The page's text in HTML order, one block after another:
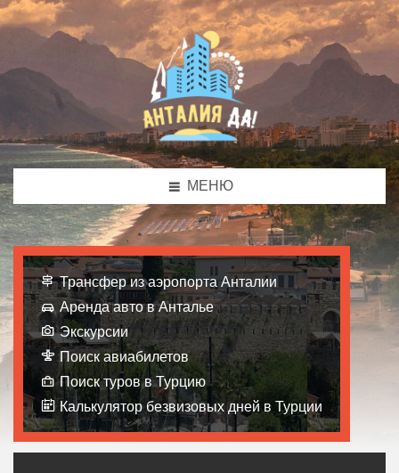
МЕНЮ
Трансфер из аэропорта Анталии
Аренда авто в Анталье
Экскурсии
Поиск авиабилетов
Поиск туров в Турцию
Калькулятор безвизовых дней в Турции